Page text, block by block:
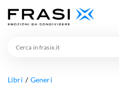
Libri Generi